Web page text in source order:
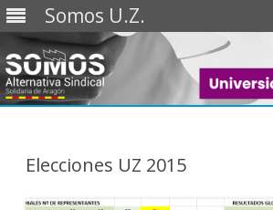
Somos U.Z.
Saltar
Elecciones UZ 2015